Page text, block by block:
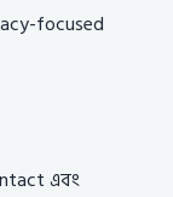
focused
এবং